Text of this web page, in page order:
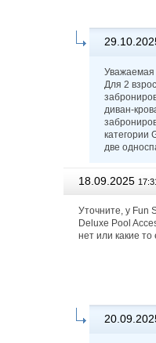
Уважаемая
Для 2
диван-
категории
две
18.09.2025
Уточните, у Fun
Deluxe Pool
нет или какие